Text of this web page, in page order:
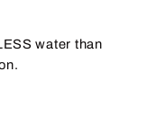
water than